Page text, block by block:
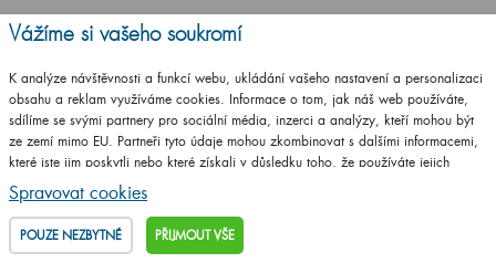
ČSN EN ISO
9001:2016
Vytvořilo studioCZECHGROUP.cz
© 2009 - 2025 Koupelnový nábytek Dřevojas v. d.,
Vážíme si vašeho soukromí
K analýze návštěvnosti a funkcí webu, ukládání vašeho nastavení a personalizaci
obsahu a reklam využíváme cookies. Informace o tom, jak náš web používáte,
sdílíme se svými partnery pro sociální média, inzerci a analýzy, kteří mohou být
ze zemí mimo EU. Partneři tyto údaje mohou zkombinovat s dalšími informacemi,
které jste jim poskytli nebo které získali v důsledku toho, že používáte jejich
služby.
Podrobné informace
Spravovat cookies
POUZE NEZBYTNÉ PŘIJMOUT VŠE